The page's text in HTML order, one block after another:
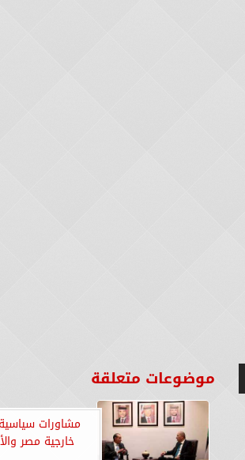
موضوعات متعلقة
مشاورات
خارجية مصر